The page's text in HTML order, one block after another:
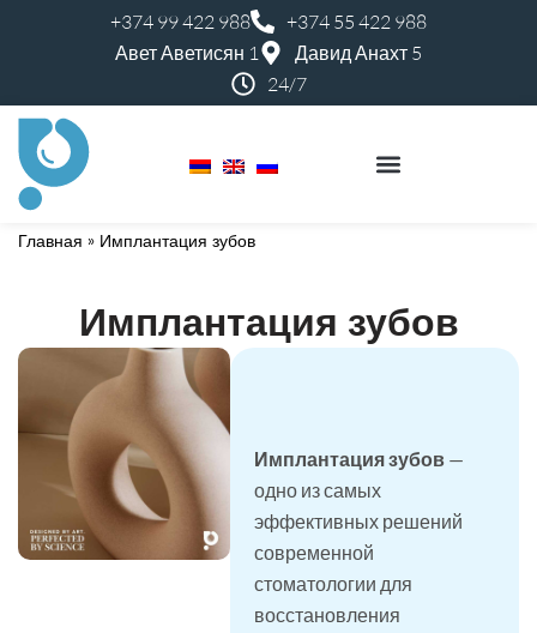
+374 99 422 988
+374 55 422 988
Авет Аветисян 1
Давид Анахт 5
24/7
Главная » Имплантация зубов
Имплантация зубов
Имплантация зубов —
одно из самых
эффективных решений
современной
стоматологии для
восстановления